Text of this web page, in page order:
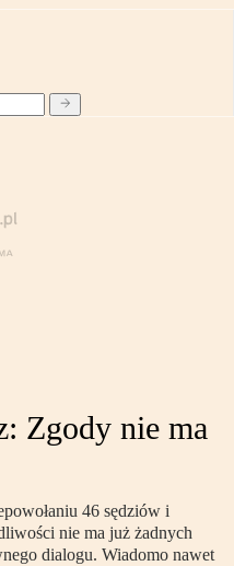
Zgody nie ma
46 sędziów i
nie ma już żadnych
dialogu. Wiadomo nawet